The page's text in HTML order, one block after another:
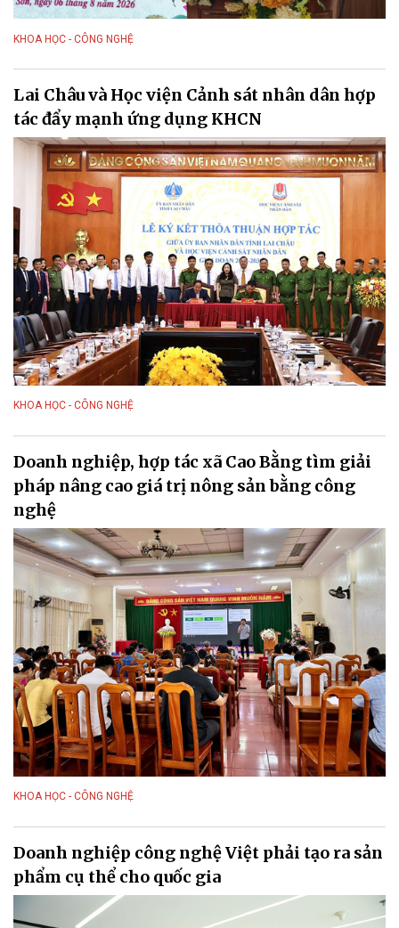
KHOA HỌC - CÔNG NGHỆ
Lai Châu và Học viện Cảnh sát nhân dân hợp
tác đẩy mạnh ứng dụng KHCN
KHOA HỌC - CÔNG NGHỆ
Doanh nghiệp, hợp tác xã Cao Bằng tìm giải
pháp nâng cao giá trị nông sản bằng công
nghệ
KHOA HỌC - CÔNG NGHỆ
Doanh nghiệp công nghệ Việt phải tạo ra sản
phẩm cụ thể cho quốc gia